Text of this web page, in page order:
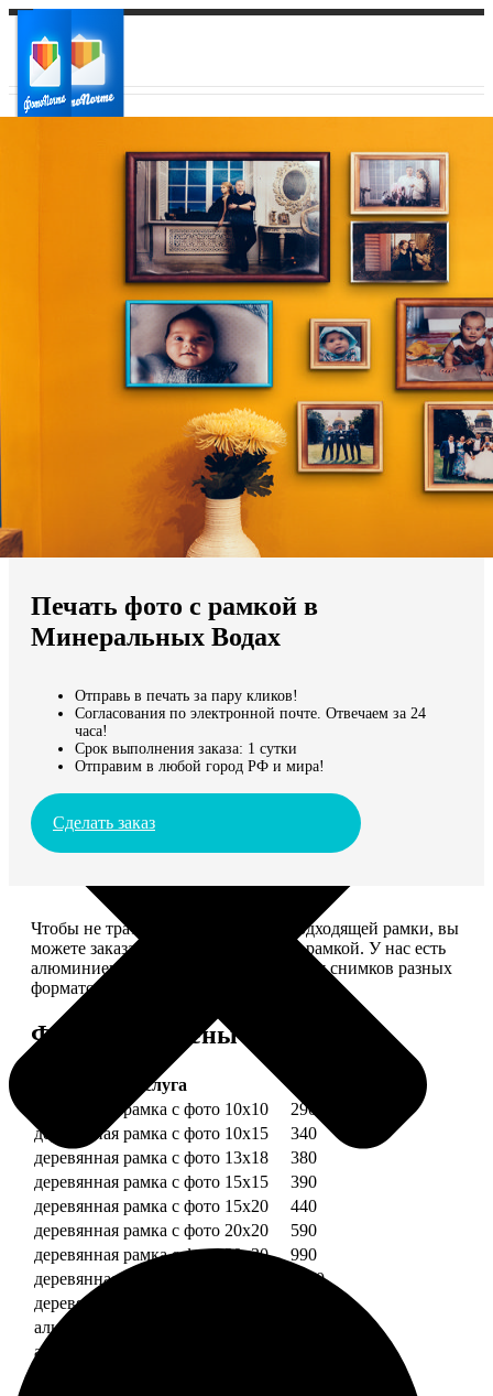
Ваш регион доставки
Выберите из списка:
Мы доставляем по всему миру
Продолжить без города
Печать фото с рамкой в
Минеральных Водах
Отправь в печать за пару кликов!
Согласования по электронной почте. Отвечаем за 24
часа!
Срок выполнения заказа: 1 сутки
Отправим в любой город РФ и мира!
Сделать заказ
Чтобы не тратить время на поиск подходящей рамки, вы
можете заказать печать фото сразу с рамкой. У нас есть
алюминиевые и деревянные рамки для снимков разных
форматов.
Форматы и цены
Услуга
деревянная рамка с фото 10х10
290
деревянная рамка с фото 10х15
340
деревянная рамка с фото 13х18
380
деревянная рамка с фото 15х15
390
деревянная рамка с фото 15х20
440
деревянная рамка с фото 20х20
590
деревянная рамка с фото 20х30
990
деревянная рамка с фото 30х30
1190
деревянная рамка с фото 30х40
алюминиевая рамка с фото 10х15
алюминиевая рамка с фото 20х30